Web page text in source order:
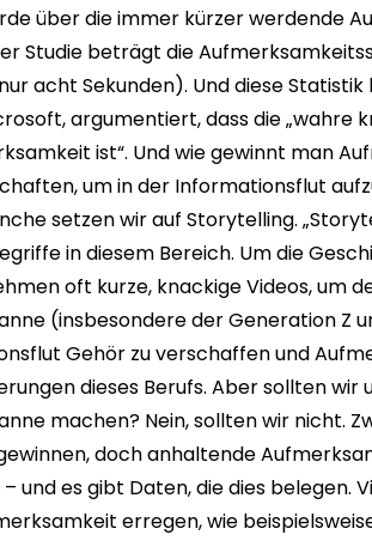
über die immer kürzer werdende
Studie beträgt die
acht Sekunden). Und diese
argumentiert, dass die „wahre
ist“. Und wie gewinnt man
um in der Informationsflut
setzen wir auf Storytelling.
in diesem Bereich. Um die
oft kurze, knackige Videos, um
(insbesondere der Generation Z
Gehör zu verschaffen und
dieses Berufs. Aber sollten wir
machen? Nein, sollten wir nicht.
doch anhaltende
und es gibt Daten, die dies
erregen, wie